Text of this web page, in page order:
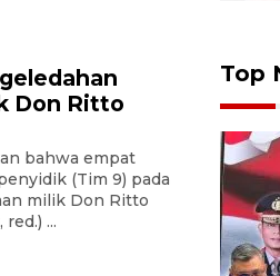
Don Ritto
bahwa empat
(Tim 9) pada
milik Don Ritto
...
Top